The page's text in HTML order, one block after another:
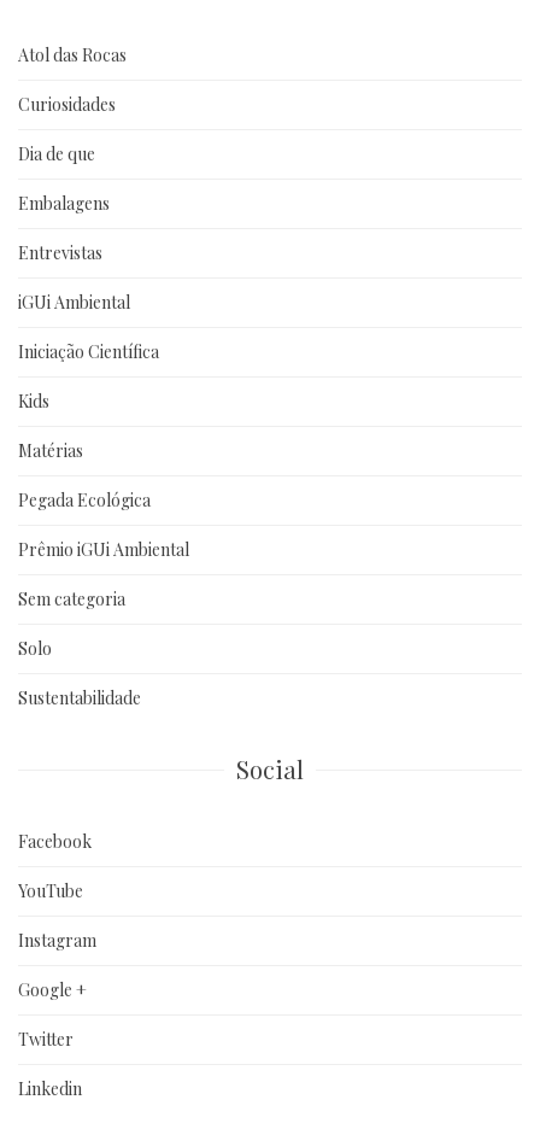
Atol das Rocas
Curiosidades
Dia de que
Embalagens
Entrevistas
iGUi Ambiental
Iniciação Científica
Kids
Matérias
Pegada Ecológica
Prêmio iGUi Ambiental
Sem categoria
Solo
Sustentabilidade
Social
Facebook
YouTube
Instagram
Google +
Twitter
Linkedin